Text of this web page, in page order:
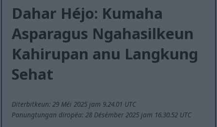
Dahar Héjo: Kumaha
Asparagus Ngahasilkeun
Kahirupan anu Langkung
Sehat
Diterbitkeun: 29 Méi 2025 jam 9.24.01 UTC
Panungtungan diropéa: 28 Désémber 2025 jam 16.30.52 UTC